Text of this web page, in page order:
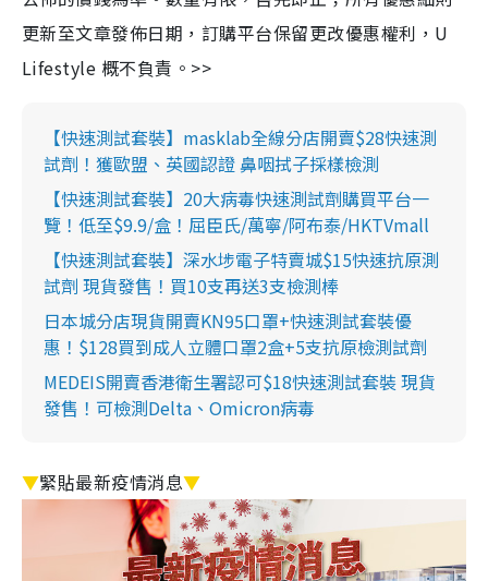
更新至文章發佈日期，訂購平台保留更改優惠權利，U
Lifestyle 概不負責。>>
【快速測試套裝】masklab全線分店開賣$28快速測
試劑！獲歐盟、英國認證 鼻咽拭子採樣檢測
【快速測試套裝】20大病毒快速測試劑購買平台一
覽！低至$9.9/盒！屈臣氏/萬寧/阿布泰/HKTVmall
【快速測試套裝】深水埗電子特賣城$15快速抗原測
試劑 現貨發售！買10支再送3支檢測棒
日本城分店現貨開賣KN95口罩+快速測試套裝優
惠！$128買到成人立體口罩2盒+5支抗原檢測試劑
MEDEIS開賣香港衛生署認可$18快速測試套裝 現貨
發售！可檢測Delta、Omicron病毒
▼緊貼最新疫情消息▼